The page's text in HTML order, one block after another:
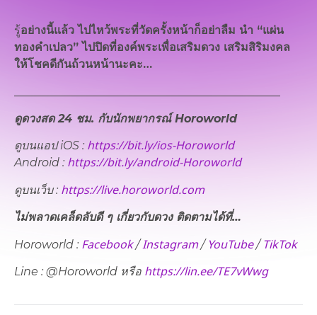
รู้อย่างนี้แล้ว ไปไหว้พระที่วัดครั้งหน้าก็อย่าลืม นำ “แผ่น
ทองคำเปลว” ไปปิดที่องค์พระเพื่อเสริมดวง เสริมสิริมงคล
ให้โชคดีกันถ้วนหน้านะคะ…
ดูดวงสด 24 ชม. กับนักพยากรณ์ Horoworld
ดูบนแอป iOS : https://bit.ly/ios-Horoworld
Android : https://bit.ly/android-Horoworld
ดูบนเว็บ​ : https://live.horoworld.com
ไม่พลาดเคล็ดลับดี ๆ เกี่ยวกับดวง ติดตามได้ที่…
Horoworld : Facebook/Instagram/ YouTube/ TikTok
Line : @Horoworld หรือ https://lin.ee/TE7vWwg